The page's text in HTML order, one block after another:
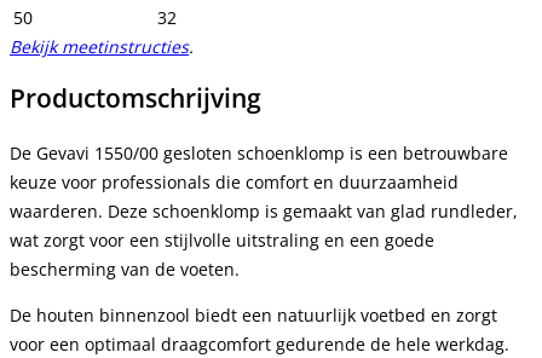
50
32
Bekijk meetinstructies.
Productomschrijving
De Gevavi 1550/00 gesloten schoenklomp is een betrouwbare
keuze voor professionals die comfort en duurzaamheid
waarderen. Deze schoenklomp is gemaakt van glad rundleder,
wat zorgt voor een stijlvolle uitstraling en een goede
bescherming van de voeten.
De houten binnenzool biedt een natuurlijk voetbed en zorgt
voor een optimaal draagcomfort gedurende de hele werkdag.